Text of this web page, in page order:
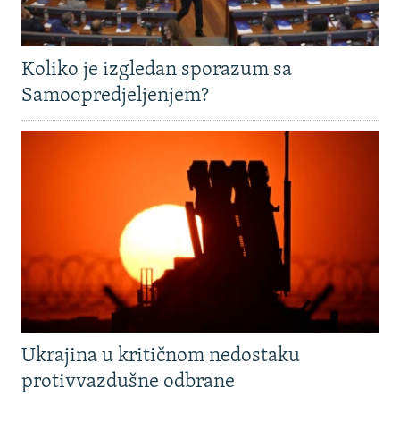
Koliko je izgledan sporazum sa
Samoopredjeljenjem?
Ukrajina u kritičnom nedostaku
protivvazdušne odbrane